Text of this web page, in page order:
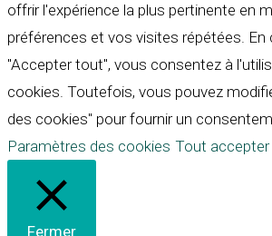
offrir l'expérience la plus pertinente en
préférences et vos visites répétées. En
"Accepter tout", vous consentez à
cookies. Toutefois, vous pouvez
des cookies" pour fournir un
Paramètres des cookies Tout accepter
Fermer